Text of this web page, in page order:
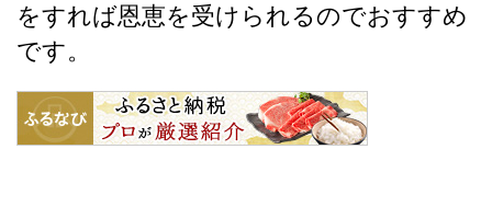
をすれば恩恵を受けられるのでおすすめ
です。